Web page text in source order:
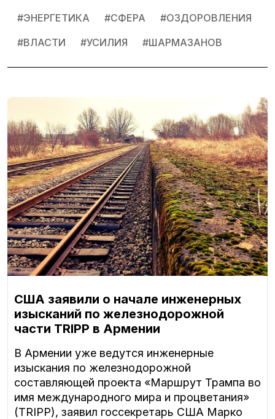
#ЭНЕРГЕТИКА #СФЕРА #ОЗДОРОВЛЕНИЯ
#ВЛАСТИ #УСИЛИЯ #ШАРМАЗАНОВ
США заявили о начале инженерных
изысканий по железнодорожной
части TRIPP в Армении
В Армении уже ведутся инженерные
изыскания по железнодорожной
составляющей проекта «Маршрут Трампа во
имя международного мира и процветания»
(TRIPP), заявил госсекретарь США Марко